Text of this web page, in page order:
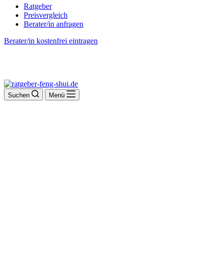
Ratgeber
Preisvergleich
Berater/in anfragen
Berater/in kostenfrei eintragen
Suchen Menü